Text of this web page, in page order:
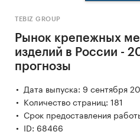
TEBIZ GROUP
Рынок крепежных
изделий в России -
прогнозы
Дата выпуска: 9 сентября
Количество страниц: 181
Срок предоставления
ID: 68466